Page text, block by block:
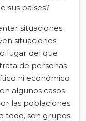
sus países?
situaciones
situaciones
lugar del que
de personas
ni económico
algunos casos
las poblaciones
todo, son grupos